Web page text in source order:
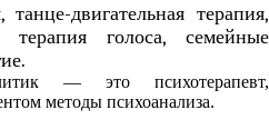
двигательная терапия,
терапия голоса, семейные
— это психотерапевт,
методы психоанализа.